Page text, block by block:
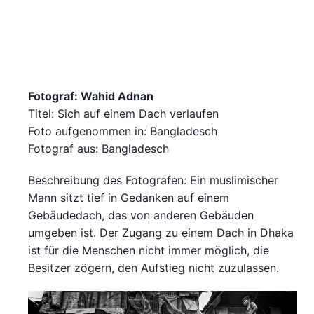
Fotograf: Wahid Adnan
Titel: Sich auf einem Dach verlaufen
Foto aufgenommen in: Bangladesch
Fotograf aus: Bangladesch
Beschreibung des Fotografen: Ein muslimischer
Mann sitzt tief in Gedanken auf einem
Gebäudedach, das von anderen Gebäuden
umgeben ist. Der Zugang zu einem Dach in Dhaka
ist für die Menschen nicht immer möglich, die
Besitzer zögern, den Aufstieg nicht zuzulassen.